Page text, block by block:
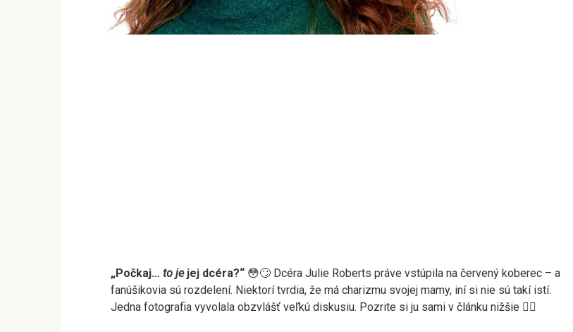
„Počkaj… to jejej dcéra?“ 😳🙄 Dcéra Julie Roberts práve vstúpila na červený koberec – a
fanúšikovia sú rozdelení. Niektorí tvrdia, že má charizmu svojej mamy, iní si nie sú takí istí.
Jedna fotografia vyvolala obzvlášť veľkú diskusiu. Pozrite si ju sami v článku nižšie 👇🏻